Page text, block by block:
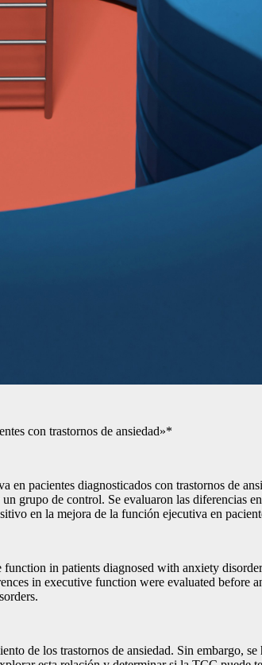
con trastornos de ansiedad»*
pacientes diagnosticados con trastornos de
grupo de control. Se evaluaron las diferencias
en la mejora de la función ejecutiva en
in patients diagnosed with anxiety
in executive function were evaluated before
de los trastornos de ansiedad. Sin embargo,